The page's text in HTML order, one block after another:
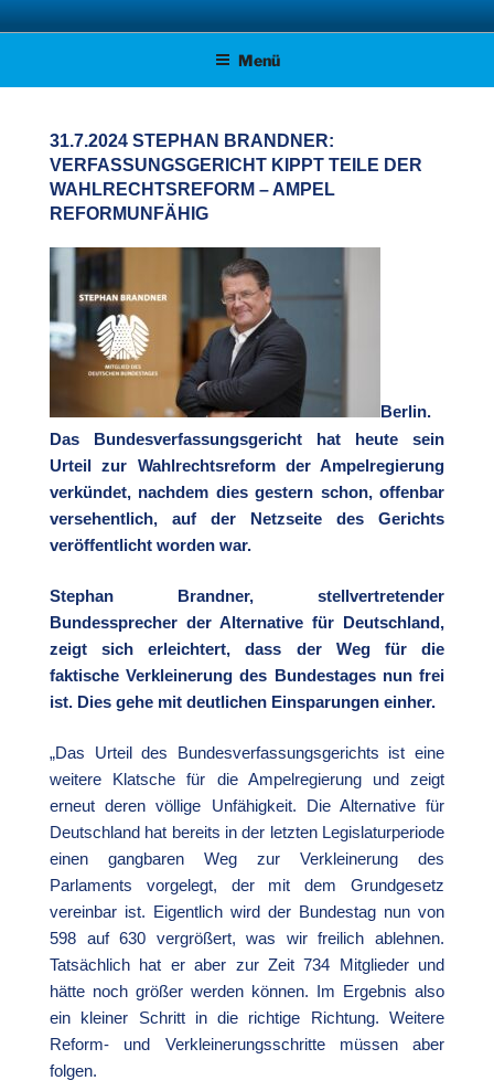
Zum
Inhalt AFD KREISVERBAND STADE
Menü
31.7.2024 STEPHAN BRANDNER:
VERFASSUNGSGERICHT KIPPT TEILE DER
WAHLRECHTSREFORM – AMPEL
REFORMUNFÄHIG
Berlin.
Das Bundesverfassungsgericht hat heute sein
Urteil zur Wahlrechtsreform der Ampelregierung
verkündet, nachdem dies gestern schon, offenbar
versehentlich, auf der Netzseite des Gerichts
veröffentlicht worden war.
Stephan Brandner, stellvertretender
Bundessprecher der Alternative für Deutschland,
zeigt sich erleichtert, dass der Weg für die
faktische Verkleinerung des Bundestages nun frei
ist. Dies gehe mit deutlichen Einsparungen einher.
„Das Urteil des Bundesverfassungsgerichts ist eine
weitere Klatsche für die Ampelregierung und zeigt
erneut deren völlige Unfähigkeit. Die Alternative für
Deutschland hat bereits in der letzten Legislaturperiode
einen gangbaren Weg zur Verkleinerung des
Parlaments vorgelegt, der mit dem Grundgesetz
vereinbar ist. Eigentlich wird der Bundestag nun von
598 auf 630 vergrößert, was wir freilich ablehnen.
Tatsächlich hat er aber zur Zeit 734 Mitglieder und
hätte noch größer werden können. Im Ergebnis also
ein kleiner Schritt in die richtige Richtung. Weitere
Reform- und Verkleinerungsschritte müssen aber
folgen.